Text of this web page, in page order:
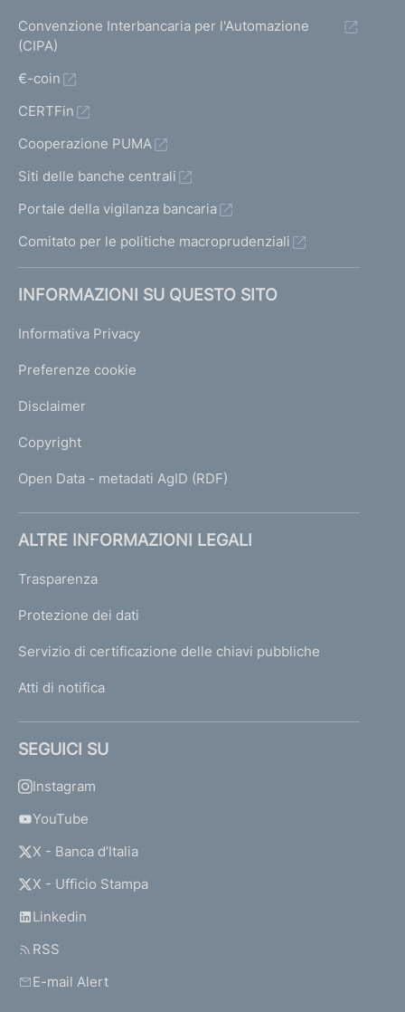
Convenzione Interbancaria per l'Automazione
(CIPA)
€-coin
CERTFin
Cooperazione PUMA
Siti delle banche centrali
Portale della vigilanza bancaria
Comitato per le politiche macroprudenziali
INFORMAZIONI SU QUESTO SITO
Informativa Privacy
Preferenze cookie
Disclaimer
Copyright
Open Data - metadati AgID (RDF)
ALTRE INFORMAZIONI LEGALI
Trasparenza
Protezione dei dati
Servizio di certificazione delle chiavi pubbliche
Atti di notifica
SEGUICI SU
Instagram
YouTube
X - Banca d’Italia
X - Ufficio Stampa
Linkedin
RSS
E-mail Alert